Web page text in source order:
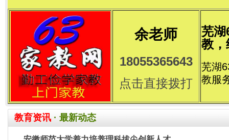
余老师
18055365643
点击直接拨打
芜湖
教，
芜湖
教服
教育资讯 · 最新动态